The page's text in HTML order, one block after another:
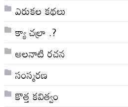
ఎరుకల కథలు
క్యా చల్రా .?
అలనాటి రచన
సంస్మరణ
కొత్త కవిత్వం